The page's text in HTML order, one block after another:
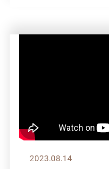
2023.08.14